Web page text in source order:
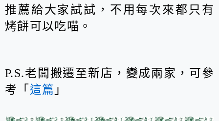
推薦給大家試試，不用每次來都只有
烤餅可以吃喵。
P.S.老闆搬遷至新店，變成兩家，可參
考「 這篇 」